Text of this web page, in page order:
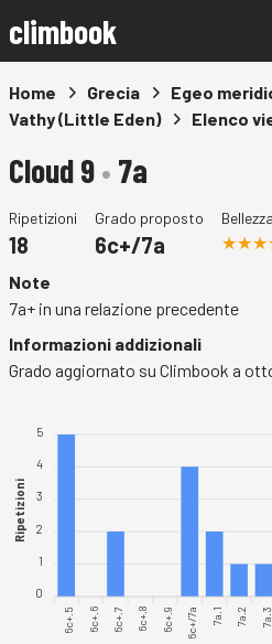
climbook
Home Grecia Egeo
Vathy (Little Eden)
Elenco
Cloud 9• 7a
Ripetizioni
18
Grado proposto
6c+/7a
Bellezza
Note
7a+ in una relazione precedente
Informazioni addizionali
Grado aggiornato su Climbook a
5
4
3
2
1
0
Ripetizioni
6c+.5 6c+.6 6c+.7 6c+.8 6c+.9 6c+/7a 7a.1 7a.2 7a.3